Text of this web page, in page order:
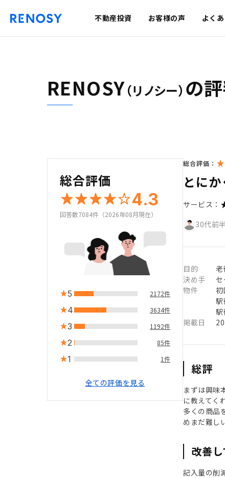
不動産投資 お客様の声 よく
RENOSY（リノシー） の
総合評価
4.3
回答数7084件（2026年08月現在）
5 2172件
4 3634件
3 1192件
2 85件
1 1件
全ての評価を見る
総合評価：
とに
サービス：
30代前半
目的
老
決め手
セ
物件
初
掲載日
総評
まずは興味
に教えてく
多くの商品
めまだ難し
改善
記入量の削